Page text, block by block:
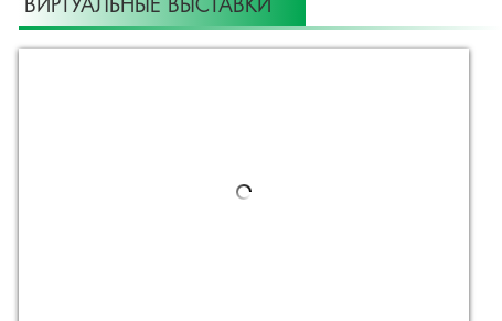
ВИРТУАЛЬНЫЕ ВЫСТАВКИ